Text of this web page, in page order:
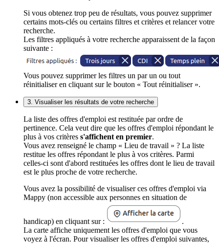
Si vous obtenez trop peu de résultats, vous pouvez supprimer
certains mots-clés ou certains filtres et critères et relancer votre
recherche.
Les filtres appliqués à votre recherche apparaissent de la façon
suivante :
Vous pouvez supprimer les filtres un par un ou tout
réinitialiser en cliquant sur le bouton « Tout réinitialiser ».
3. Visualiser les résultats de votre recherche
La liste des offres d'emploi est restituée par ordre de
pertinence. Cela veut dire que les offres d'emploi répondant le
plus à vos critères s'affichent en premier.
Vous avez renseigné le champ « Lieu de travail » ? La liste
restitue les offres répondant le plus à vos critères. Parmi
celles-ci sont d'abord restituées les offres dont le lieu de travail
est le plus proche de votre recherche.
Vous avez la possibilité de visualiser ces offres d'emploi via
Mappy (non accessible aux personnes en situation de
handicap) en cliquant sur :
.
La carte affiche uniquement les offres d'emploi que vous
voyez à l'écran. Pour visualiser les offres d'emploi suivantes,